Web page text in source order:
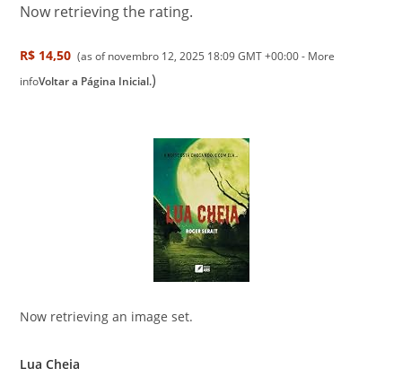
Now retrieving the rating.
R$ 14,50 (as of novembro 12, 2025 18:09 GMT +00:00 - More
infoVoltar a Página Inicial.)
Now retrieving an image set.
Lua Cheia